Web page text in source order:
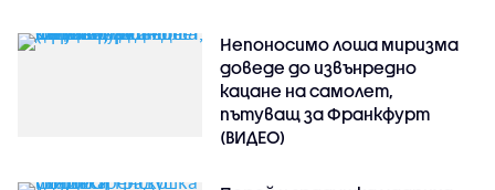
Непоносимо лоша миризма
доведе до извънредно
кацане на самолет,
пътуващ за Франкфурт
(ВИДЕО)